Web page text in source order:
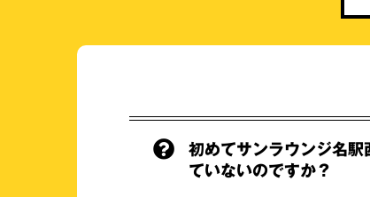
初めてサンラウンジ名
ていないのですか？